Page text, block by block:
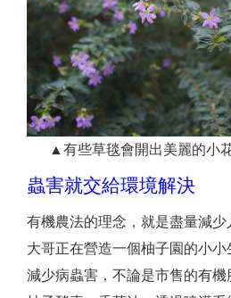
▲有些草毯會開出美麗的小
蟲害就交給環境解決
有機農法的理念，就是盡量減
大哥正在營造一個柚子園的小
減少病蟲害，不論是市售的有